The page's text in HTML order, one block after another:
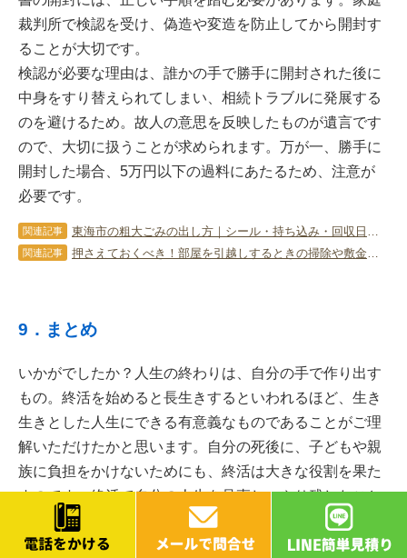
裁判所で検認を受け、偽造や変造を防止してから開封す
ることが大切です。
検認が必要な理由は、誰かの手で勝手に開封された後に
中身をすり替えられてしまい、相続トラブルに発展する
のを避けるため。故人の意思を反映したものが遺言です
ので、大切に扱うことが求められます。万が一、勝手に
開封した場合、5万円以下の過料にあたるため、注意が
必要です。
関連記事
関連記事
9．まとめ
いかがでしたか？人生の終わりは、自分の手で作り出す
もの。終活を始めると長生きするといわれるほど、生き
生きとした人生にできる有意義なものであることがご理
解いただけたかと思います。自分の死後に、子どもや親
族に負担をかけないためにも、終活は大きな役割を果た
すのです。終活で自分の人生を見直し、やり残したこと
や後悔しないために決めておきたいことなどがわかりま
すので、元気で体が動くうちに始めるようにしましょ